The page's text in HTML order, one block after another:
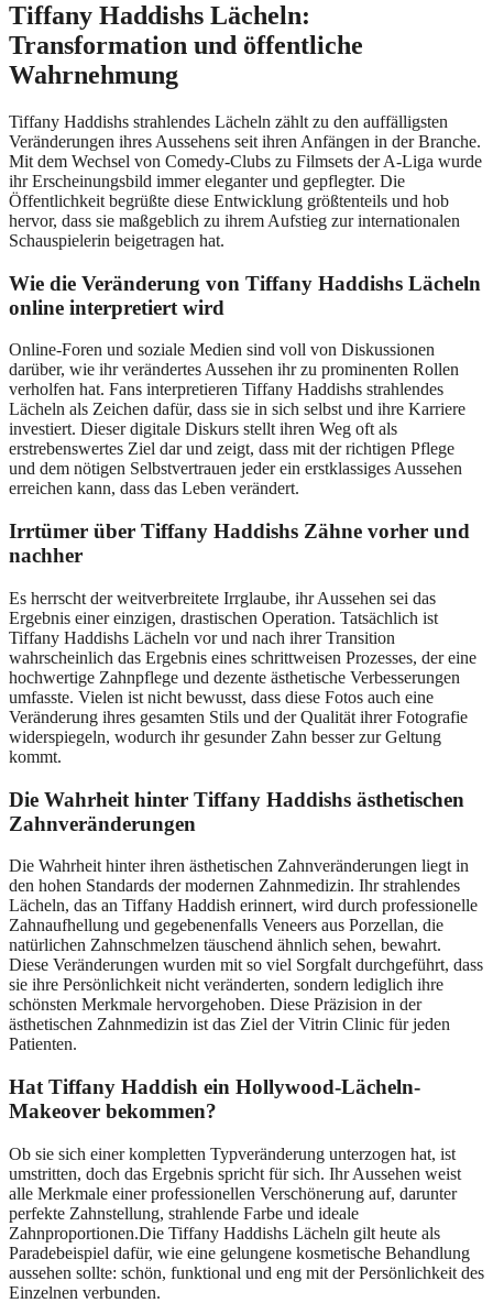
Tiffany Haddishs Lächeln:
Transformation und öffentliche
Wahrnehmung
Tiffany Haddishs strahlendes Lächeln zählt zu den auffälligsten
Veränderungen ihres Aussehens seit ihren Anfängen in der Branche.
Mit dem Wechsel von Comedy-Clubs zu Filmsets der A-Liga wurde
ihr Erscheinungsbild immer eleganter und gepflegter. Die
Öffentlichkeit begrüßte diese Entwicklung größtenteils und hob
hervor, dass sie maßgeblich zu ihrem Aufstieg zur internationalen
Schauspielerin beigetragen hat.
Wie die Veränderung von Tiffany Haddishs Lächeln
online interpretiert wird
Online-Foren und soziale Medien sind voll von Diskussionen
darüber, wie ihr verändertes Aussehen ihr zu prominenten Rollen
verholfen hat. Fans interpretieren Tiffany Haddishs strahlendes
Lächeln als Zeichen dafür, dass sie in sich selbst und ihre Karriere
investiert. Dieser digitale Diskurs stellt ihren Weg oft als
erstrebenswertes Ziel dar und zeigt, dass mit der richtigen Pflege
und dem nötigen Selbstvertrauen jeder ein erstklassiges Aussehen
erreichen kann, dass das Leben verändert.
Irrtümer über Tiffany Haddishs Zähne vorher und
nachher
Es herrscht der weitverbreitete Irrglaube, ihr Aussehen sei das
Ergebnis einer einzigen, drastischen Operation. Tatsächlich ist
Tiffany Haddishs Lächeln vor und nach ihrer Transition
wahrscheinlich das Ergebnis eines schrittweisen Prozesses, der eine
hochwertige Zahnpflege und dezente ästhetische Verbesserungen
umfasste. Vielen ist nicht bewusst, dass diese Fotos auch eine
Veränderung ihres gesamten Stils und der Qualität ihrer Fotografie
widerspiegeln, wodurch ihr gesunder Zahn besser zur Geltung
kommt.
Die Wahrheit hinter Tiffany Haddishs ästhetischen
Zahnveränderungen
Die Wahrheit hinter ihren ästhetischen Zahnveränderungen liegt in
den hohen Standards der modernen Zahnmedizin. Ihr strahlendes
Lächeln, das an Tiffany Haddish erinnert, wird durch professionelle
Zahnaufhellung und gegebenenfalls Veneers aus Porzellan, die
natürlichen Zahnschmelzen täuschend ähnlich sehen, bewahrt.
Diese Veränderungen wurden mit so viel Sorgfalt durchgeführt, dass
sie ihre Persönlichkeit nicht veränderten, sondern lediglich ihre
schönsten Merkmale hervorgehoben. Diese Präzision in der
ästhetischen Zahnmedizin ist das Ziel der Vitrin Clinic für jeden
Patienten.
Hat Tiffany Haddish ein Hollywood-Lächeln-
Makeover bekommen?
Ob sie sich einer kompletten Typveränderung unterzogen hat, ist
umstritten, doch das Ergebnis spricht für sich. Ihr Aussehen weist
alle Merkmale einer professionellen Verschönerung auf, darunter
perfekte Zahnstellung, strahlende Farbe und ideale
Zahnproportionen.Die Tiffany Haddishs Lächeln gilt heute als
Paradebeispiel dafür, wie eine gelungene kosmetische Behandlung
aussehen sollte: schön, funktional und eng mit der Persönlichkeit des
Einzelnen verbunden.